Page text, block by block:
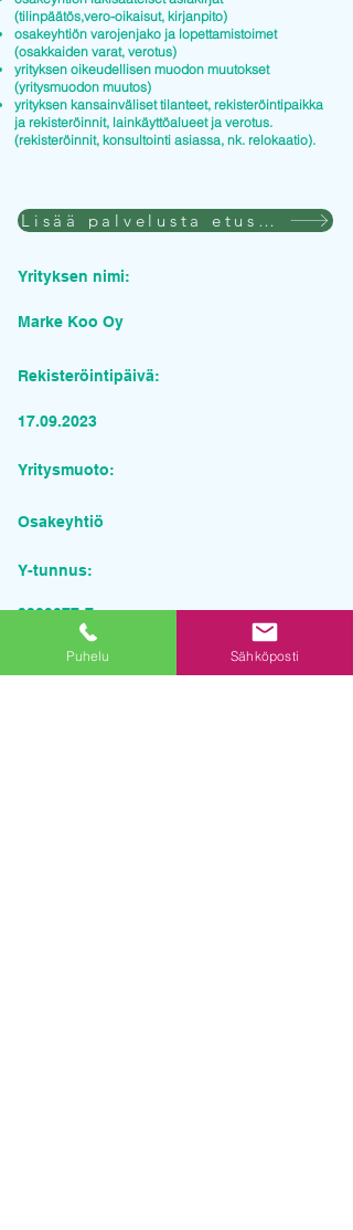
(tilinpäätös,vero-oikaisut, kirjanpito)
osakeyhtiön varojenjako ja lopettamistoimet
(osakkaiden varat, verotus)
yrityksen oikeudellisen muodon muutokset
(yritysmuodon muutos)
yrityksen kansainväliset tilanteet, rekisteröintipaikka
ja rekisteröinnit, lainkäyttöalueet ja verotus.
(rekisteröinnit, konsultointi asiassa, nk. relokaatio).
Lisää palvelusta etusivulla
Yrityksen nimi:
Marke Koo Oy
Rekisteröintipäivä:
17.09.2023
Yritysmuoto:
Osakeyhtiö
Y-tunnus:
3389877-7
Pyydä tarjous palvelusta
Puhelu Sähköposti